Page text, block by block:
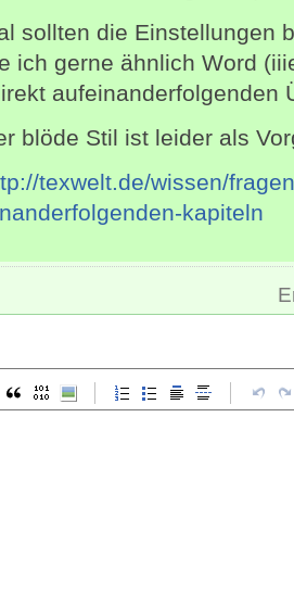
sollten die Einstellungen
ich gerne ähnlich Word
aufeinanderfolgenden
blöde Stil ist leider als
texwelt.de/wissen/
kapiteln